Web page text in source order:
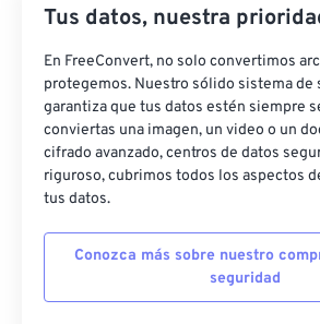
Tus datos, nuestra
En FreeConvert, no solo convertimos
protegemos. Nuestro sólido sistema de
garantiza que tus datos estén siempre
conviertas una imagen, un video o un
cifrado avanzado, centros de datos
riguroso, cubrimos todos los aspectos
tus datos.
Conozca más sobre nuestro
seguridad